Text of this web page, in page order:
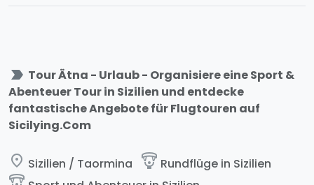
label_important Tour Ätna - Urlaub - Organisiere eine Sport &
Abenteuer Tour in Sizilien und entdecke
fantastische Angebote für Flugtouren auf
Sicilying.Com
place Sizilien / Taormina paragliding Rundflüge in Sizilien